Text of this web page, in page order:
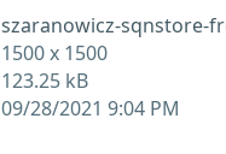
szaranowicz-sqnstore-
1500 x 1500
123.25 kB
09/28/2021 9:04 PM